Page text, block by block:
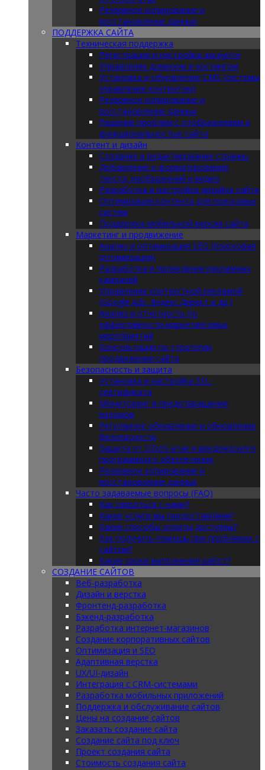
Резервное копирование и
восстановление данных
ПОДДЕРЖКА САЙТА
Техническая поддержка
Регистрация и настройка аккаунта
Управление доменом и хостингом
Установка и обновление CMS (системы
управления контентом)
Резервное копирование и
восстановление данных
Решение проблем с отображением и
функциональностью сайта
Контент и дизайн
Создание и редактирование страниц
Добавление и форматирование
текста, изображений и видео
Разработка и настройка дизайна сайта
Оптимизация контента для поисковых
систем
Поддержка мобильной версии сайта
Маркетинг и продвижение
Анализ и оптимизация SEO (поисковая
оптимизация)
Разработка и проведение рекламных
кампаний
Управление контекстной рекламой
(Google Ads, Яндекс.Директ и др.)
Анализ и отчетность по
эффективности маркетинговых
мероприятий
Консультации по стратегии
продвижения сайта
Безопасность и защита
Установка и настройка SSL-
сертификата
Мониторинг и предотвращение
взломов
Регулярное обновление и обновление
безопасности
Защита от DDoS-атак и вредоносного
программного обеспечения
Резервное копирование и
восстановление данных
Часто задаваемые вопросы (FAQ)
Как связаться с нами?
Какие услуги мы предоставляем?
Какие способы оплаты доступны?
Как получить помощь при проблемах с
сайтом?
Какие сроки выполнения работ?
СОЗДАНИЕ САЙТОВ
Веб-разработка
Дизайн и верстка
Фронтенд-разработка
Бэкенд-разработка
Разработка интернет-магазинов
Создание корпоративных сайтов
Оптимизация и SEO
Адаптивная верстка
UX/UI-дизайн
Интеграция с CRM-системами
Разработка мобильных приложений
Поддержка и обслуживание сайтов
Цены на создание сайтов
Заказать создание сайта
Создание сайта под ключ
Проект создания сайта
Стоимость создания сайта